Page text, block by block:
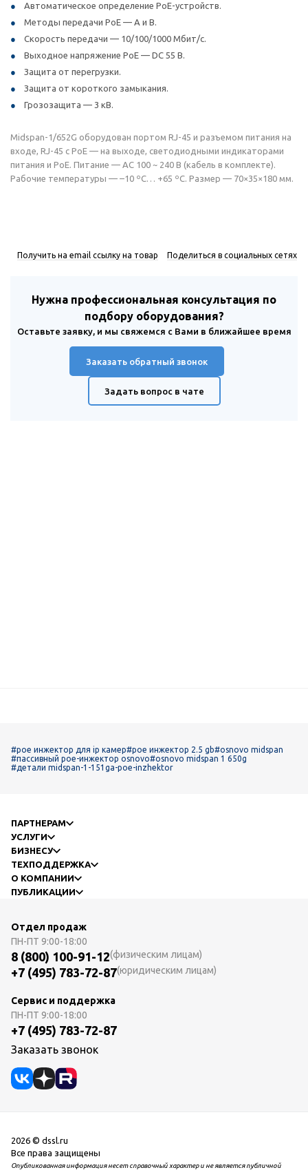
Автоматическое определение PoE-устройств.
Методы передачи PoE — А и B.
Скорость передачи — 10/100/1000 Мбит/с.
Выходное напряжение РоЕ — DC 55 В.
Защита от перегрузки.
Защита от короткого замыкания.
Грозозащита — 3 кВ.
Midspan-1/652G оборудован портом RJ-45 и разъемом питания на
входе, RJ-45 с PoE — на выходе, светодиодными индикаторами
питания и РоЕ. Питание — AC 100 ~ 240 В (кабель в комплекте).
Рабочие температуры — –10 ºС… +65 ºС. Размер — 70×35×180 мм.
Получить на email ссылку на товар Поделиться в социальных сетях
Нужна профессиональная консультация по
подбору оборудования?
Оставьте заявку, и мы свяжемся с Вами в ближайшее время
Заказать обратный звонок
Задать вопрос в чате
#poe инжектор для ip камер#poe инжектор 2.5 gb#osnovo midspan
#пассивный poe-инжектор osnovo#osnovo midspan 1 650g
#детали midspan-1-151ga-poe-inzhektor
ПАРТНЕРАМ
УСЛУГИ
БИЗНЕСУ
ТЕХПОДДЕРЖКА
О КОМПАНИИ
ПУБЛИКАЦИИ
Отдел продаж
ПН-ПТ 9:00-18:00
8 (800) 100-91-12(физическим лицам)
+7 (495) 783-72-87(юридическим лицам)
Сервис и поддержка
ПН-ПТ 9:00-18:00
+7 (495) 783-72-87
Заказать звонок
2026 © dssl.ru
Все права защищены
Опубликованная информация несет справочный характер и не является публичной